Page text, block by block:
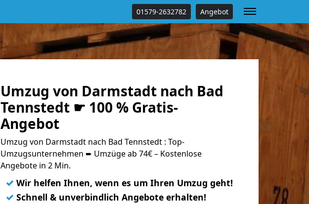
01579-2632782 Angebot
Umzug von Darmstadt nach Bad
Tennstedt ☛ 100 % Gratis-
Angebot
Umzug von Darmstadt nach Bad Tennstedt : Top-
Umzugsunternehmen ➨ Umzüge ab 74€ – Kostenlose
Angebote in 2 Min.
✓ Wir helfen Ihnen, wenn es um Ihren Umzug geht!
✓ Schnell & unverbindlich Angebote erhalten!